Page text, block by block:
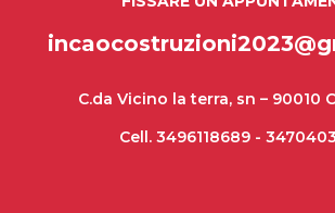
C.da Vicino la terra, sn – 90010
Cell. 3496118689 -